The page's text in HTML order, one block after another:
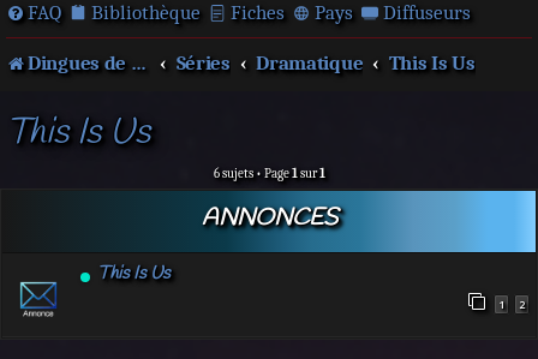
FAQ Bibliothèque Fiches Pays Diffuseurs
Dingues de séries télé ! Séries Dramatique This Is Us
This Is Us
6 sujets • Page1sur1
ANNONCES
This Is Us
1 2